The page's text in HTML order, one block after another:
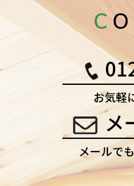
お気軽
メ
メールで